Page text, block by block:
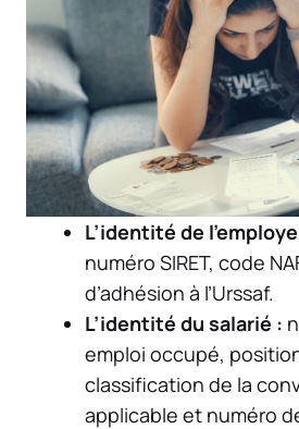
L’identité de
numéro SIRET, code
d’adhésion à l’Urssaf.
L’identité du salarié :
emploi occupé,
classification de la
applicable et numéro